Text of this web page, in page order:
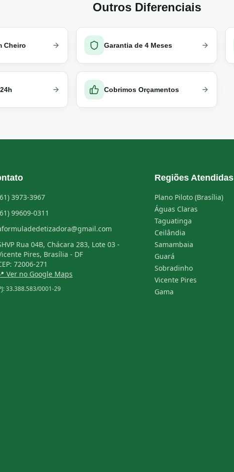
Outros Diferenciais
Cheiro Garantia de 4 Meses
Cobrimos Orçamentos
3973-3967
99609-0311
Rua 04B, Chácara 283, Lote 03 -
Pires, Brasília - DF
72006-271
Ver no Google Maps
33.388.583/0001-29
Regiões Atendidas
Plano Piloto (Brasília)
Águas Claras
Taguatinga
Ceilândia
Samambaia
Guará
Sobradinho
Vicente Pires
Gama